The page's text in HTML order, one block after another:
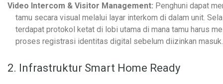
Video Intercom & Visitor Management: Penghuni dapat
tamu secara visual melalui layar interkom di dalam unit.
terdapat protokol ketat di lobi utama di mana tamu harus
proses registrasi identitas digital sebelum diizinkan masuk.
2. Infrastruktur Smart Home Ready